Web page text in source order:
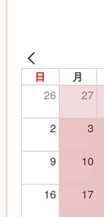
日 月
26 27
2
3
9
10
16
17